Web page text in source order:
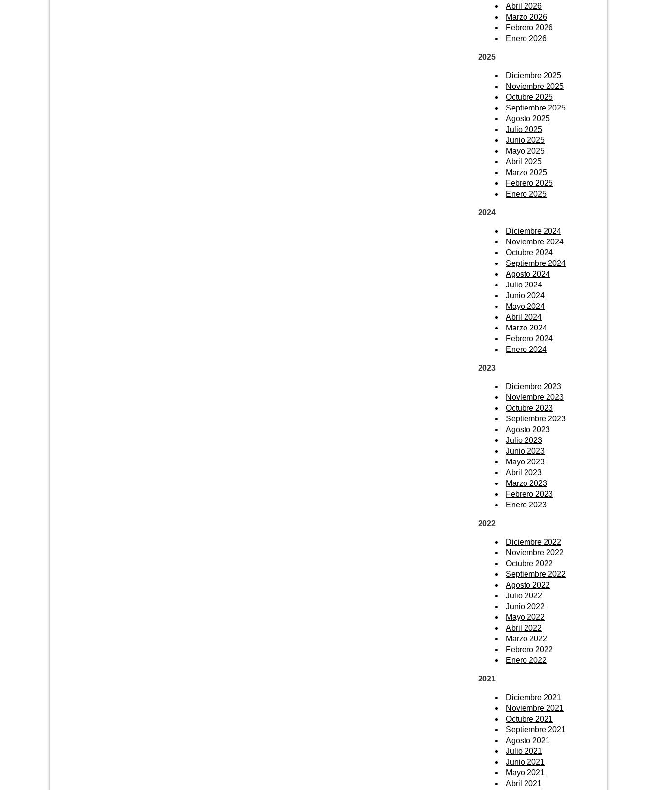
Abril 2026
Marzo 2026
Febrero 2026
Enero 2026
2025
Diciembre 2025
Noviembre 2025
Octubre 2025
Septiembre 2025
Agosto 2025
Julio 2025
Junio 2025
Mayo 2025
Abril 2025
Marzo 2025
Febrero 2025
Enero 2025
2024
Diciembre 2024
Noviembre 2024
Octubre 2024
Septiembre 2024
Agosto 2024
Julio 2024
Junio 2024
Mayo 2024
Abril 2024
Marzo 2024
Febrero 2024
Enero 2024
2023
Diciembre 2023
Noviembre 2023
Octubre 2023
Septiembre 2023
Agosto 2023
Julio 2023
Junio 2023
Mayo 2023
Abril 2023
Marzo 2023
Febrero 2023
Enero 2023
2022
Diciembre 2022
Noviembre 2022
Octubre 2022
Septiembre 2022
Agosto 2022
Julio 2022
Junio 2022
Mayo 2022
Abril 2022
Marzo 2022
Febrero 2022
Enero 2022
2021
Diciembre 2021
Noviembre 2021
Octubre 2021
Septiembre 2021
Agosto 2021
Julio 2021
Junio 2021
Mayo 2021
Abril 2021